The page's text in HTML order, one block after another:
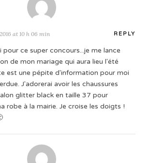
at 10 h 06 min REPLY
ce super concours...je me lance
de mon mariage qui aura lieu l'été
est une pépite d'information pour moi
J'adorerai avoir les chaussures
glitter black en taille 37 pour
robe à la mairie. Je croise les doigts !